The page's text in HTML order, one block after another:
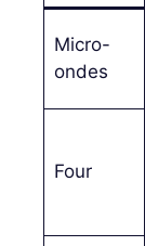
Micro-
ondes
Four